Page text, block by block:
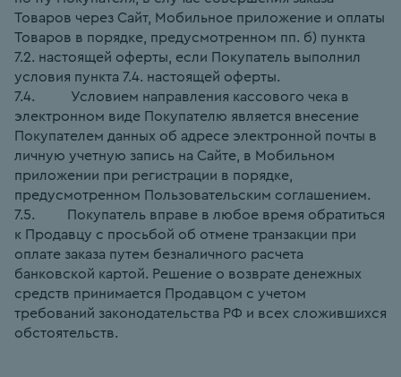
Товаров через Сайт, Мобильное приложение и оплаты
Товаров в порядке, предусмотренном пп. б) пункта
7.2. настоящей оферты, если Покупатель выполнил
условия пункта 7.4. настоящей оферты.
7.4.          Условием направления кассового чека в
электронном виде Покупателю является внесение
Покупателем данных об адресе электронной почты в
личную учетную запись на Сайте, в Мобильном
приложении при регистрации в порядке,
предусмотренном Пользовательским соглашением.
7.5.         Покупатель вправе в любое время обратиться
к Продавцу с просьбой об отмене транзакции при
оплате заказа путем безналичного расчета
банковской картой. Решение о возврате денежных
средств принимается Продавцом с учетом
требований законодательства РФ и всех сложившихся
обстоятельств.